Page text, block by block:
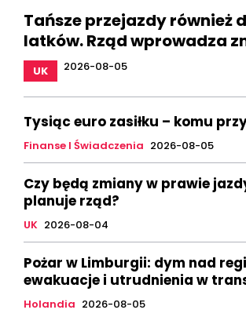
Tańsze przejazdy również
latków. Rząd wprowadza
UK 2026-08-05
Tysiąc euro zasiłku – komu
Finanse I Świadczenia 2026-08-05
Czy będą zmiany w prawie
planuje rząd?
UK 2026-08-04
Pożar w Limburgii: dym nad
ewakuacje i utrudnienia w
Holandia 2026-08-05